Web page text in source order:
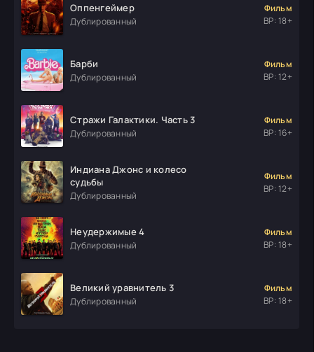
Оппенгеймер
Дублированный
Фильм
ВР: 18+
Барби
Дублированный
Фильм
ВР: 12+
Стражи Галактики. Часть 3
Дублированный
Фильм
ВР: 16+
Индиана Джонс и колесо
судьбы
Дублированный
Фильм
ВР: 12+
Неудержимые 4
Дублированный
Фильм
ВР: 18+
Великий уравнитель 3
Дублированный
Фильм
ВР: 18+